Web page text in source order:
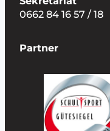
0662 84 16 57 / 18
Partner